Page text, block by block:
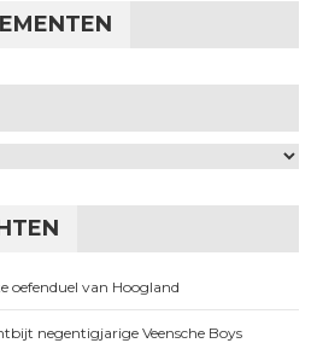
oefenduel van Hoogland
negentigjarige Veensche Boys